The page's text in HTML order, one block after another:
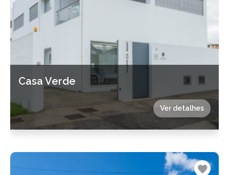
Casa Verde
Ver detalhes